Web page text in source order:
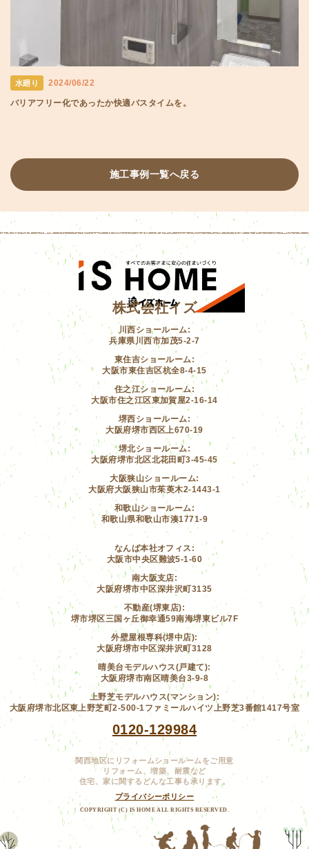
水廻り 2024/06/22
バリアフリー化であったか快適バスタイムを。
施工事例一覧へ戻る
株式会社イズ
川西ショールーム:
兵庫県川西市加茂5-2-7
東住吉ショールーム:
大阪市東住吉区杭全8-4-15
住之江ショールーム:
大阪市住之江区東加賀屋2-16-14
堺西ショールーム:
大阪府堺市西区上670-19
堺北ショールーム:
大阪府堺市北区北花田町3-45-45
大阪狭山ショールーム:
大阪府大阪狭山市茱萸木2-1443-1
和歌山ショールーム:
和歌山県和歌山市湊1771-9
なんば本社オフィス:
大阪市中央区難波5-1-60
南大阪支店:
大阪府堺市中区深井沢町3135
不動産(堺東店):
堺市堺区三国ヶ丘御幸通59南海堺東ビル7F
外壁屋根専科(堺中店):
大阪府堺市中区深井沢町3128
晴美台モデルハウス(戸建て):
大阪府堺市南区晴美台3-9-8
上野芝モデルハウス(マンション):
大阪府堺市北区東上野芝町2-500-1ファミールハイツ上野芝3番館1417号室
0120-129984
関西地区にリフォームショールームをご用意
リフォーム、増築、耐震など
住宅、家に関するどんな工事も承ります。
プライバシーポリシー
COPYRIGHT (C) IS HOME ALL RIGHTS RESERVED.